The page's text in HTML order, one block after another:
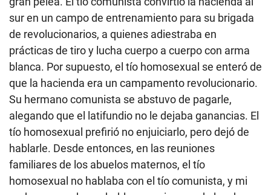
sur en un campo de entrenamiento para su brigada
de revolucionarios, a quienes adiestraba en
prácticas de tiro y lucha cuerpo a cuerpo con arma
blanca. Por supuesto, el tío homosexual se enteró de
que la hacienda era un campamento revolucionario.
Su hermano comunista se abstuvo de pagarle,
alegando que el latifundio no le dejaba ganancias. El
tío homosexual prefirió no enjuiciarlo, pero dejó de
hablarle. Desde entonces, en las reuniones
familiares de los abuelos maternos, el tío
homosexual no hablaba con el tío comunista, y mi